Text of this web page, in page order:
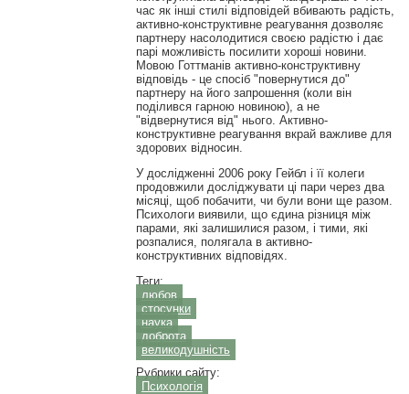
час як інші стилі відповідей вбивають радість,
активно-конструктивне реагування дозволяє
партнеру насолодитися своєю радістю і дає
парі можливість посилити хороші новини.
Мовою Готтманів активно-конструктивну
відповідь - це спосіб "повернутися до"
партнеру на його запрошення (коли він
поділився гарною новиною), а не
"відвернутися від" нього. Активно-
конструктивне реагування вкрай важливе для
здорових відносин.
У дослідженні 2006 року Гейбл і її колеги
продовжили досліджувати ці пари через два
місяці, щоб побачити, чи були вони ще разом.
Психологи виявили, що єдина різниця між
парами, які залишилися разом, і тими, які
розпалися, полягала в активно-
конструктивних відповідях.
Теги:
любов
стосунки
наука
доброта
великодушність
Рубрики сайту:
Психологія